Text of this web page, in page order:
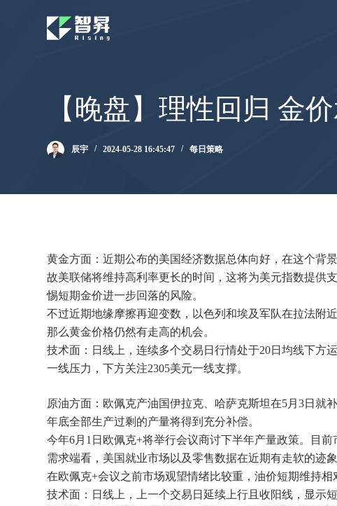
【晚盘】理性回归 金
辰宇 2024-05-28 16:45:47 每日策略
黄金方面：近期公布的美国经济数据总体向好，在这个背
故美联储将维持高利率更长的时间，这将为美元指数提供
惕短期金价进一步回落的风险。
不过近期地缘摩擦再迎变数，以色列和埃及军队在拉法附
那么黄金价格仍然有走高的机会。
技术面：日线上，连续多个交易日行情处于20日均线下方
一线压力，下方关注2305美元一线支撑。
原油方面：欧佩克产油国伊拉克、哈萨克斯坦在5月3日就
年底全部生产过剩的产量将得到充分补偿。
今年6月1日欧佩克+将举行会议商讨下半年产量政策。目
需求端看，美国就业市场以及零售数据在近期有走软的迹
在欧佩克+会议之前市场观望情绪比较重，油价短期维持相
技术面：日线上，上一个交易日延续上行且收阳线，显示